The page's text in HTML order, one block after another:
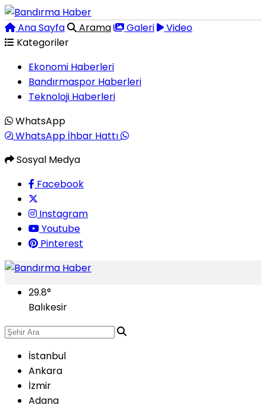
Ana Sayfa Arama Galeri
Video
Kategoriler
Ekonomi Haberleri
Bandırmaspor Haberleri
Teknoloji Haberleri
WhatsApp
WhatsApp İhbar Hattı
Sosyal Medya
Facebook
Instagram
Youtube
Pinterest
29.8°
Balıkesir
İstanbul
Ankara
İzmir
Adana